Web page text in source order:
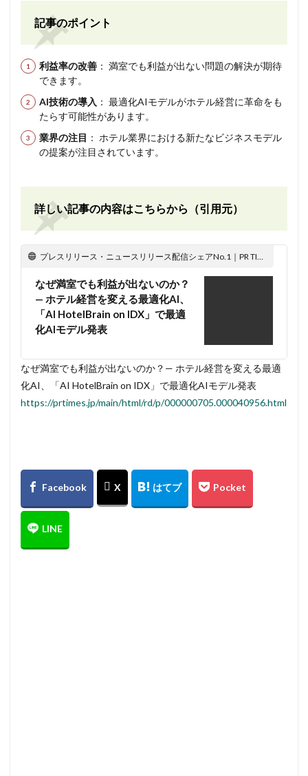
記事のポイント
利益率の改善 ： 満室でも利益が出ない問題の解決が期待
できます。
AI技術の導入 ： 最適化AIモデルがホテル経営に革命をも
たらす可能性があります。
業界の注目 ： ホテル業界における新たなビジネスモデル
の提案が注目されています。
詳しい記事の内容はこちらから（引用元）
プレスリリース・ニュースリリース配信シェアNo.1｜PR TIMES
なぜ満室でも利益が出ないのか？
— ホテル経営を変える最適化AI、
「AI HotelBrain on IDX」で最適
化AIモデル発表
なぜ満室でも利益が出ないのか？— ホテル経営を変える最適
化AI、「AI HotelBrain on IDX」で最適化AIモデル発表
https://prtimes.jp/main/html/rd/p/000000705.000040956.html